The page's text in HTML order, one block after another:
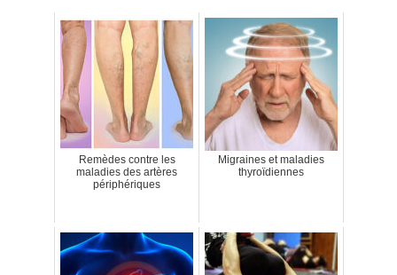
Remèdes contre les
maladies des artères
périphériques
Migraines et maladies
thyroïdiennes